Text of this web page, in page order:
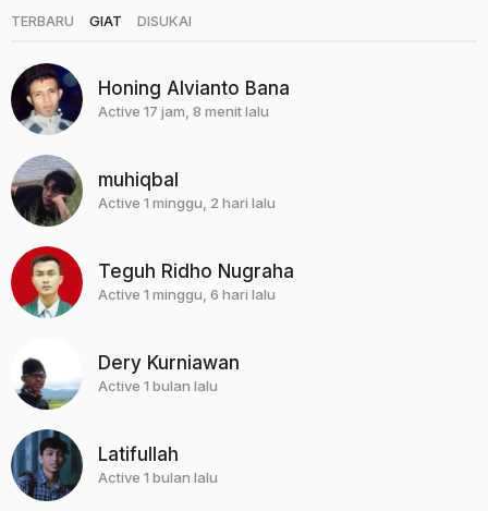
TERBARU GIAT DISUKAI
Honing Alvianto Bana
Active 17 jam, 8 menit lalu
muhiqbal
Active 1 minggu, 2 hari lalu
Teguh Ridho Nugraha
Active 1 minggu, 6 hari lalu
Dery Kurniawan
Active 1 bulan lalu
Latifullah
Active 1 bulan lalu